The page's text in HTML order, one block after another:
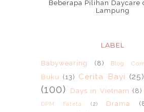
Beberapa Pilihan Daycare
Lampung
LABEL
Babywearing (8) Blog
Buku (13) Cerita Bayi (25)
(100)
Days in Vietnam (8)
DPM Fateta (2) Drama